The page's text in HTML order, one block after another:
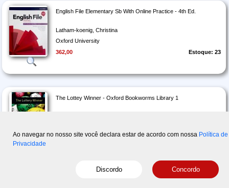
English File Elementary Sb With Online Practice - 4th Ed.
Latham-koenig, Christina
Oxford University
362,00
Estoque: 23
The Lottey Winner - Oxford Bookworms Library 1
65,00
Estoque: 1
Página 1de 20
‹ Anterior
Última »
Ao navegar no nosso site você declara estar de acordo com nossa Política de
Privacidade